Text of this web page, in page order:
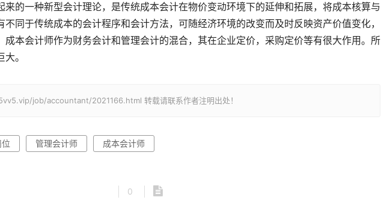
来的一种新型会计理论，是传统成本会计在物价变动环境下的延伸和拓展，将成本核算与
不同于传统成本的会计程序和会计方法，可随经济环境的改变而及时反映资产价值变化，
成本会计师作为财务会计和管理会计的混合，其在企业定价，采购定价等有很大作用。所
。
job/accountant/2021166.html 转载请联系作者注明出处！
管理会计师 成本会计师
0